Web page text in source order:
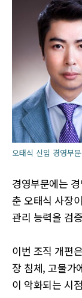
오태식 신임 경영부
경영부문에는
춘 오태식 사장
관리 능력을 검
이번 조직 개편
장 침체, 고물가
이 악화되는 시